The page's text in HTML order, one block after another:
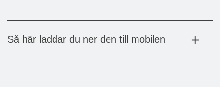
Så här laddar du ner den till mobilen